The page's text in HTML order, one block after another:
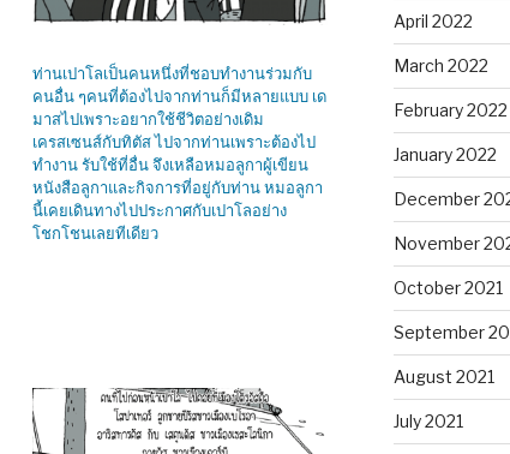
ท่านเปาโลเป็นคนหนึ่งที่ชอบทำงานร่วมกับ
คนอื่น ๆคนที่ต้องไปจากท่านก็มีหลายแบบ เด
มาสไปเพราะอยากใช้ชีวิตอย่างเดิม
เครสเซนส์กับทิตัส ไปจากท่านเพราะต้องไป
ทำงาน รับใช้ที่อื่น จึงเหลือหมอลูกาผู้เขียน
หนังสือลูกาและกิจการที่อยู่กับท่าน หมอลูกา
นี้เคยเดินทางไปประกาศกับเปาโลอย่าง
โชกโชนเลยทีเดียว
April 2022
March 2022
February 2022
January 2022
December
November
October 2021
September
August 2021
July 2021